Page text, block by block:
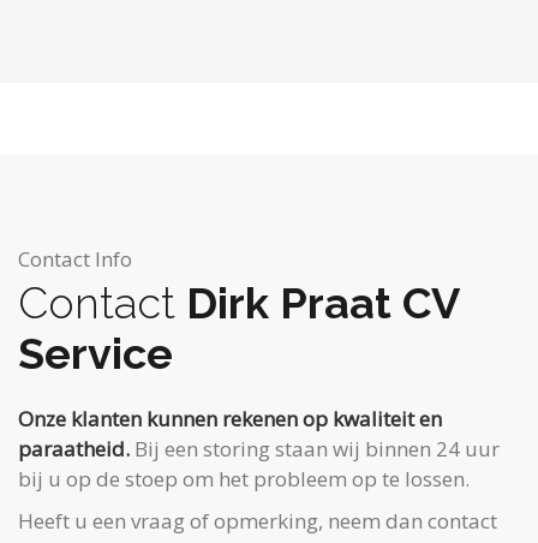
Contact Info
Contact Dirk Praat CV
Service
Onze klanten kunnen rekenen op kwaliteit en
paraatheid. Bij een storing staan wij binnen 24 uur
bij u op de stoep om het probleem op te lossen.
Heeft u een vraag of opmerking, neem dan contact